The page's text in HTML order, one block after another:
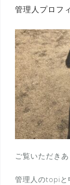
管理人プロフ
ご覧いただき
管理人のtopiと